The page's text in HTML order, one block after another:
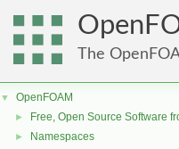
The
▼ OpenFOAM
► Free, Open Source Software
► Namespaces